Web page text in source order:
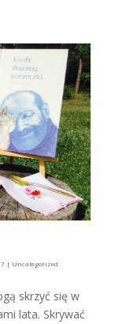
| Uncategorized
skrzyć się w
lata. Skrywać